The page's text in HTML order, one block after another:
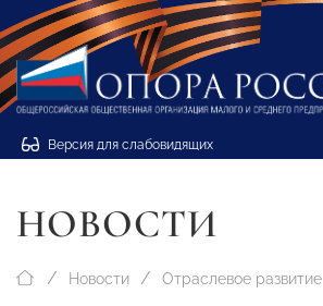
Версия для слабовидящих
НОВОСТИ
Новости Отраслевое развитие